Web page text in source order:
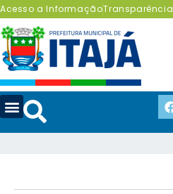
Acesso a InformaçãoTransparência